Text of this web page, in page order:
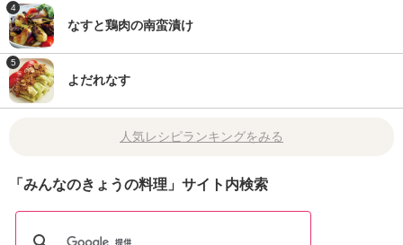
4
なすと鶏肉の南蛮漬け
5
よだれなす
人気レシピランキングをみる
「みんなのきょうの料理」サイト内検索